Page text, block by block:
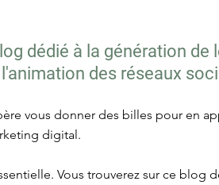
dédié à la génération de
des réseaux
vous donner des billes pour en
digital.
Vous trouverez sur ce blog